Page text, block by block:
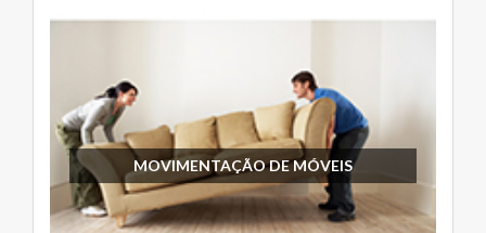
MOVIMENTAÇÃO DE MÓVEIS